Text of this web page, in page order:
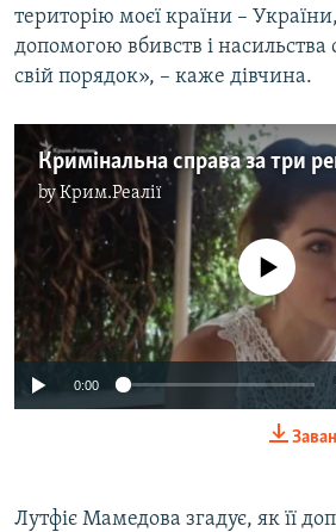
територію моєї країни – України,
допомогою вбивств і насильства
свій порядок», – каже дівчина.
byКрим.Реалії
No media source
0:00
Лутфіє Мамедова згадує, як її